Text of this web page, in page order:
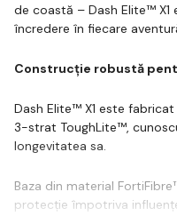
de coastă – Dash Elite™
încredere în fiecare
Construcție robustă
Dash Elite™ X1 este
3-strat ToughLite™,
longevitatea sa.
Baza din material
protecție împotriva